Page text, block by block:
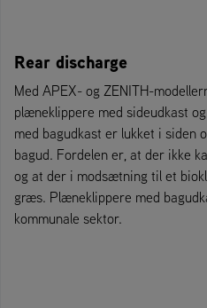
Rear discharge
Med APEX- og ZENITH-
plæneklippere med sideudkast
med bagudkast er lukket i siden
bagud. Fordelen er, at der ikke
og at der i modsætning til et
græs. Plæneklippere med
kommunale sektor.